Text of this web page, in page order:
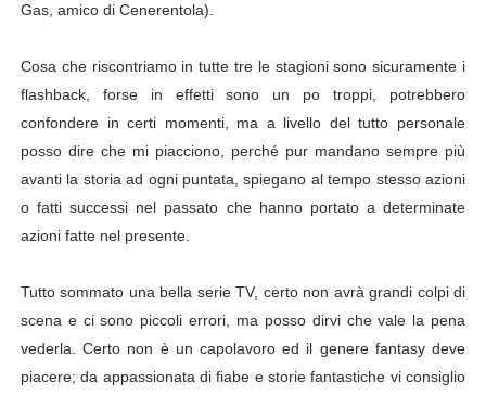
Gas, amico di Cenerentola).
Cosa che riscontriamo in tutte tre le stagioni sono sicuramente i
flashback, forse in effetti sono un po troppi, potrebbero
confondere in certi momenti, ma a livello del tutto personale
posso dire che mi piacciono, perché pur mandano sempre più
avanti la storia ad ogni puntata, spiegano al tempo stesso azioni
o fatti successi nel passato che hanno portato a determinate
azioni fatte nel presente.
Tutto sommato una bella serie TV, certo non avrà grandi colpi di
scena e ci sono piccoli errori, ma posso dirvi che vale la pena
vederla. Certo non è un capolavoro ed il genere fantasy deve
piacere; da appassionata di fiabe e storie fantastiche vi consiglio